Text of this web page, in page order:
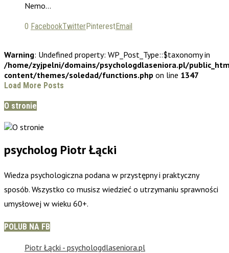
Nemo…
0 FacebookTwitterPinterestEmail
Warning: Undefined property: WP_Post_Type::$taxonomy in
/home/zyjpelni/domains/psychologdlaseniora.pl/
content/themes/soledad/functions.php on line 1347
Load More Posts
O stronie
psycholog Piotr Łącki
Wiedza psychologiczna podana w przystępny i praktyczny
sposób. Wszystko co musisz wiedzieć o utrzymaniu sprawności
umysłowej w wieku 60+.
POLUB NA FB
Piotr Łącki - psychologdlaseniora.pl